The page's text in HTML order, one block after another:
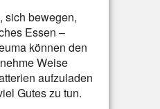
sich bewegen,
Essen –
können den
Weise
aufzuladen
Gutes zu tun.